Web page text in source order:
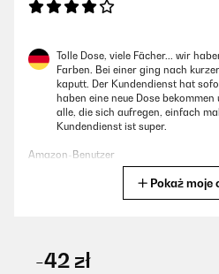
Tolle Dose, viele Fächer... wir
Farben. Bei einer ging nach
kaputt. Der Kundendienst hat
haben eine neue Dose
alle, die sich aufregen, einfach
Kundendienst ist super.
Amazon-Benutzer
Pokaż moje
-42 zł